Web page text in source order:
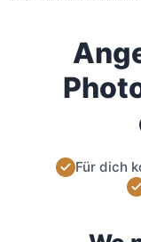
Für dich